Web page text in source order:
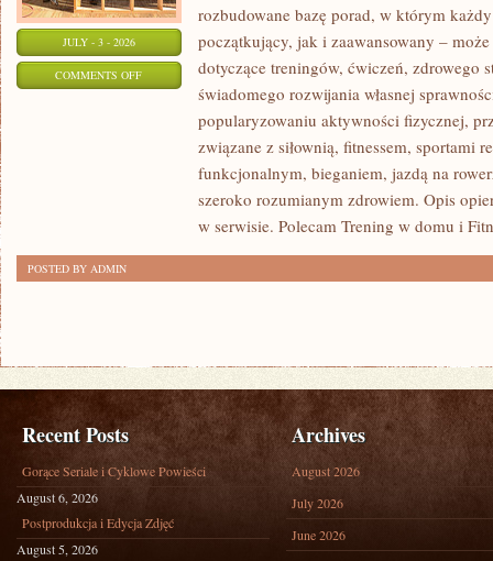
JULY - 3 - 2026
COMMENTS OFFON
rozbudowane bazę porad, w którym
początkujący, jak i zaawansowany –
dotyczące treningów, ćwiczeń, zdrowego
świadomego rozwijania własnej
popularyzowaniu aktywności fizycznej,
związane z siłownią, fitnessem, sportami
funkcjonalnym, bieganiem, jazdą na
szeroko rozumianym zdrowiem. Opis
w serwisie. Polecam Trening w domu i
POSTED BY ADMIN
Recent Posts
Gorące Seriale i Cyklowe Powieści
August 6, 2026
Postprodukcja i Edycja Zdjęć
August 5, 2026
Archives
August 2026
July 2026
June 2026